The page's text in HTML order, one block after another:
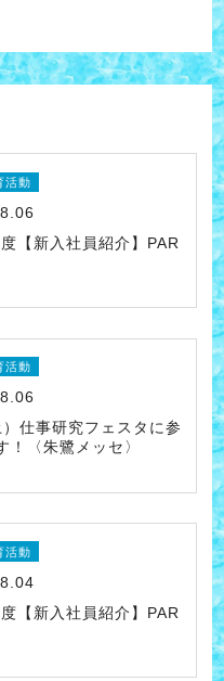
活動
【新入社員紹介】PAR
活動
仕事研究フェスタに参
！〈朱鷺メッセ〉
活動
【新入社員紹介】PAR